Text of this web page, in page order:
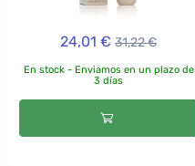
24,01 € 31,22 €
En stock - Enviamos en un plazo de
3 días